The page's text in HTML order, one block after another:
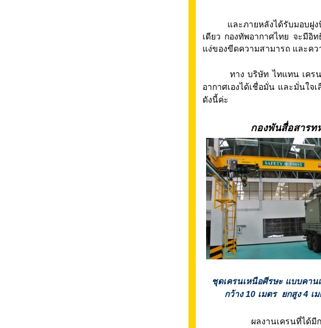
และภายหลังได้รับมอบฝูงบิน
เดียว กองทัพอากาศไทย จะมีอิ
แง่ของขีดความสามารถ และค
ทาง บริษัท ไทแทน เครน จ
อากาศเองได้เชื่อมั่น และมั่นใ
ดังนี้ค่ะ
กองพันสื่อสารท
ชุดเครนเหนือศีรษะ แบบคาน
กว้าง 10 เมตร ยกสูง 4 เ
ผลงานเครนที่ได้มีการติด